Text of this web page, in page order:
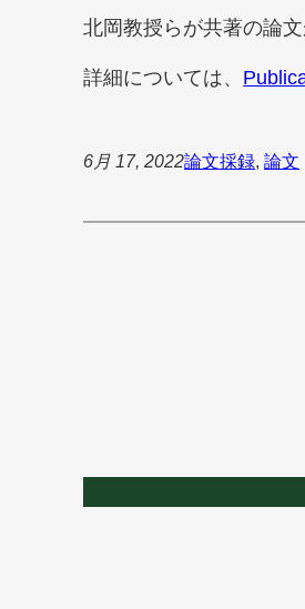
北岡教授らが共著の論
詳細については、
6月 17, 2022論文採録, 論文